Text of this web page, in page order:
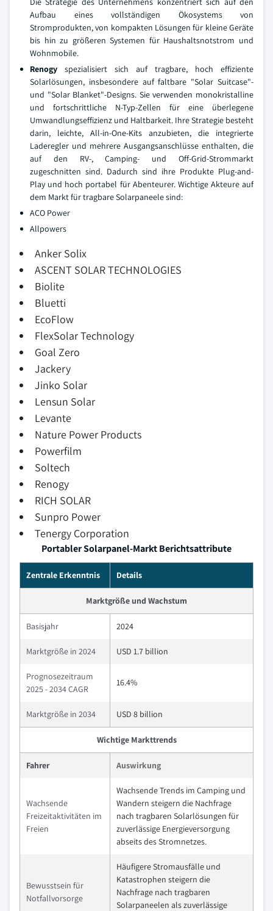
Aufbau eines vollständigen Ökosystems von
Stromprodukten, von kompakten Lösungen für kleine Geräte
bis hin zu größeren Systemen für Haushaltsnotstrom und
Wohnmobile.
Renogy spezialisiert sich auf tragbare, hoch effiziente
Solarlösungen, insbesondere auf faltbare "Solar Suitcase"-
und "Solar Blanket"-Designs. Sie verwenden monokristalline
und fortschrittliche N-Typ-Zellen für eine überlegene
Umwandlungseffizienz und Haltbarkeit. Ihre Strategie besteht
darin, leichte, All-in-One-Kits anzubieten, die integrierte
Laderegler und mehrere Ausgangsanschlüsse enthalten, die
auf den RV-, Camping- und Off-Grid-Strommarkt
zugeschnitten sind. Dadurch sind ihre Produkte Plug-and-
Play und hoch portabel für Abenteurer.Wichtige Akteure auf
dem Markt für tragbare Solarpaneele sind:
ACO Power
Allpowers
Anker Solix
ASCENT SOLAR TECHNOLOGIES
Biolite
Bluetti
EcoFlow
FlexSolar Technology
Goal Zero
Jackery
Jinko Solar
Lensun Solar
Levante
Nature Power Products
Powerfilm
Soltech
Renogy
RICH SOLAR
Sunpro Power
Tenergy Corporation
Portabler Solarpanel-Markt Berichtsattribute
Zentrale Erkenntnis Details
Marktgröße und Wachstum
Basisjahr 2024
Marktgröße in 2024 USD 1.7 billion
Prognosezeitraum
2025 - 2034 CAGR
16.4%
Marktgröße in 2034 USD 8 billion
Wichtige Markttrends
Fahrer Auswirkung
Wachsende
Freizeitaktivitäten im
Freien
Wachsende Trends im Camping und
Wandern steigern die Nachfrage
nach tragbaren Solarlösungen für
zuverlässige Energieversorgung
abseits des Stromnetzes.
Bewusstsein für
Notfallvorsorge
Häufigere Stromausfälle und
Katastrophen steigern die
Nachfrage nach tragbaren
Solarpaneelen als zuverlässige